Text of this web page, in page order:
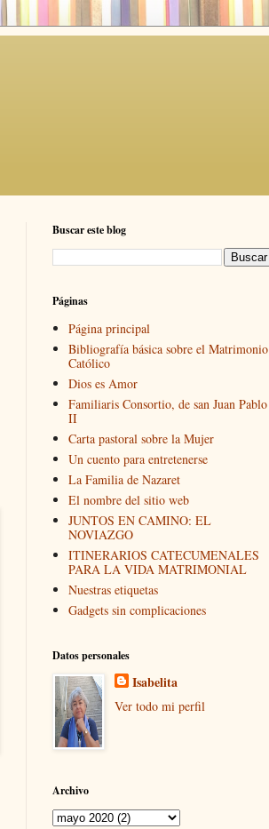
Buscar este blog
Páginas
Página principal
Bibliografía básica sobre el Matrimonio
Católico
Dios es Amor
Familiaris Consortio, de san Juan Pablo
II
Carta pastoral sobre la Mujer
Un cuento para entretenerse
La Familia de Nazaret
El nombre del sitio web
JUNTOS EN CAMINO: EL
NOVIAZGO
ITINERARIOS CATECUMENALES
PARA LA VIDA MATRIMONIAL
Nuestras etiquetas
Gadgets sin complicaciones
Datos personales
Isabelita
Ver todo mi perfil
Archivo